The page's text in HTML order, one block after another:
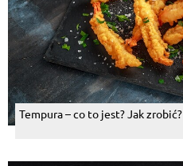
Tempura – co to jest? Jak zrobić?